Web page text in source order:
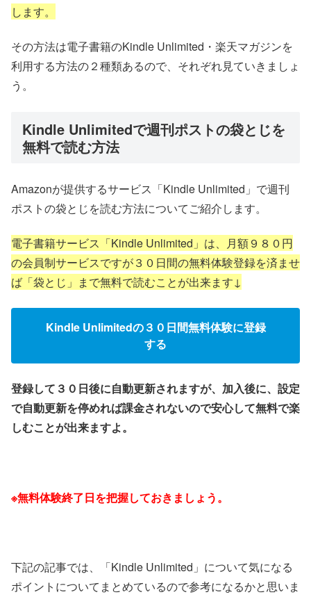
します。
その方法は電子書籍のKindle Unlimited・楽天マガジンを
利用する方法の２種類あるので、それぞれ見ていきましょ
う。
Kindle Unlimitedで週刊ポストの袋とじを
無料で読む方法
Amazonが提供するサービス「Kindle Unlimited」で週刊
ポストの袋とじを読む方法についてご紹介します。
電子書籍サービス「Kindle Unlimited」は、月額９８０円
の会員制サービスですが３０日間の無料体験登録を済ませ
ば「袋とじ」まで無料で読むことが出来ます↓
Kindle Unlimitedの３０日間無料体験に登録
する
登録して３０日後に自動更新されますが、加入後に、設定
で自動更新を停めれば課金されないので安心して無料で楽
しむことが出来ますよ。
※無料体験終了日を把握しておきましょう。
下記の記事では、「Kindle Unlimited」について気になる
ポイントについてまとめているので参考になるかと思いま